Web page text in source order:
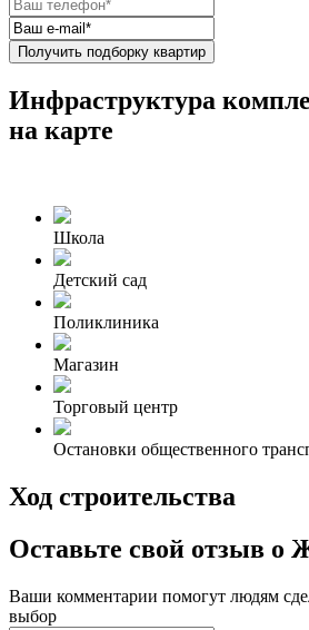
Получить подборку квартир
Инфраструктура
на карте
Школа
Детский сад
Поликлиника
Магазин
Торговый центр
Остановки общественного
Ход строительства
Оставьте свой отзыв о
Ваши комментарии помогут людям
выбор